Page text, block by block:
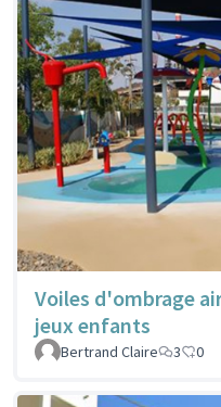
Voiles d'ombrage
jeux enfants
Bertrand Claire
3 0